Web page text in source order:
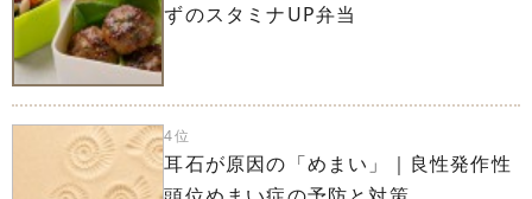
ずのスタミナUP弁当
4位
耳石が原因の「めまい」｜良性発作性